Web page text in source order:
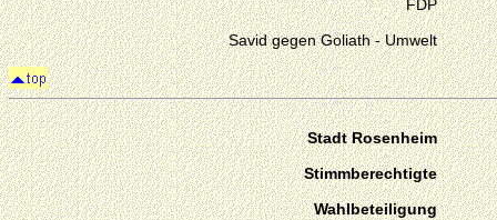
FDP
Savid gegen Goliath - Umwelt
Stadt Rosenheim
Stimmberechtigte
Wahlbeteiligung